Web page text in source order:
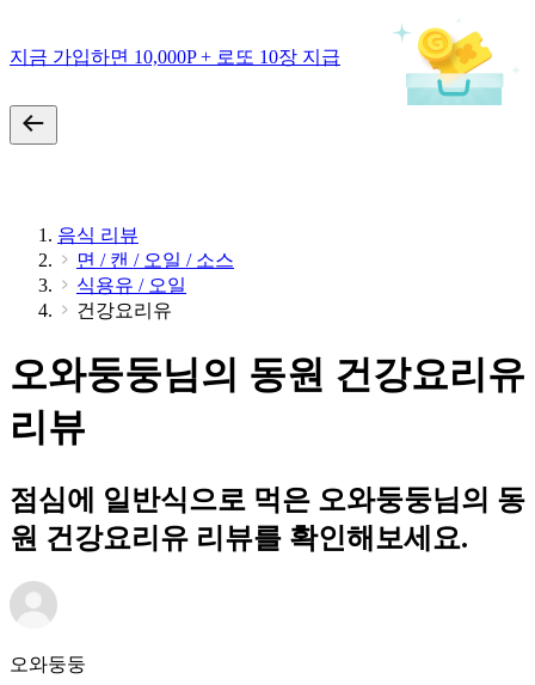
지금 가입하면 10,000P + 로또 10장 지급
음식 리뷰
면 / 캔 / 오일 / 소스
식용유 / 오일
건강요리유
오와둥둥님의 동원 건강요리유
리뷰
점심에 일반식으로 먹은 오와둥둥님의 동
원 건강요리유 리뷰를 확인해보세요.
오와둥둥